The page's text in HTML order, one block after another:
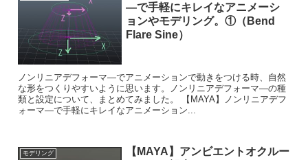
―で手軽にキレイなアニメーシ
ョンやモデリング。①（Bend
Flare Sine）
ノンリニアデフォーマ―でアニメーションで動きをつける時、自然
な形をつくりやすいように思います。ノンリニアデフォーマ―の種
類と設定について、まとめてみました。 【MAYA】ノンリニアデフ
ォーマ―で手軽にキレイなアニメーション...
モデリング
【MAYA】アンビエントオクルー